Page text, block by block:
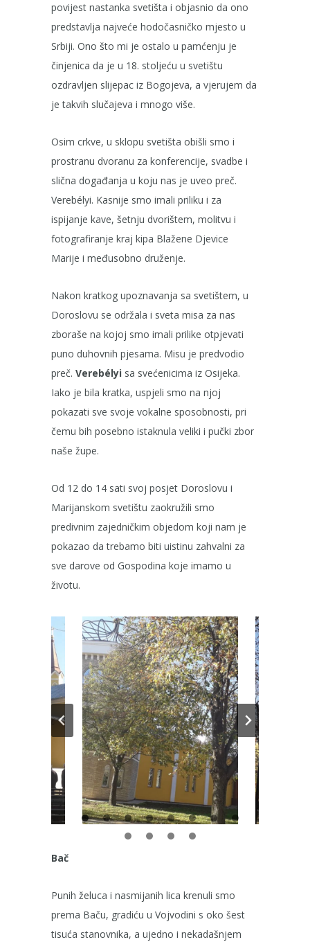
povijest nastanka svetišta i objasnio da ono
predstavlja najveće hodočasničko mjesto u
Srbiji. Ono što mi je ostalo u pamćenju je
činjenica da je u 18. stoljeću u svetištu
ozdravljen slijepac iz Bogojeva, a vjerujem da
je takvih slučajeva i mnogo više.
Osim crkve, u sklopu svetišta obišli smo i
prostranu dvoranu za konferencije, svadbe i
slična događanja u koju nas je uveo preč.
Verebélyi. Kasnije smo imali priliku i za
ispijanje kave, šetnju dvorištem, molitvu i
fotografiranje kraj kipa Blažene Djevice
Marije i međusobno druženje.
Nakon kratkog upoznavanja sa svetištem, u
Doroslovu se održala i sveta misa za nas
zboraše na kojoj smo imali prilike otpjevati
puno duhovnih pjesama. Misu je predvodio
preč. Verebélyi sa svećenicima iz Osijeka.
Iako je bila kratka, uspjeli smo na njoj
pokazati sve svoje vokalne sposobnosti, pri
čemu bih posebno istaknula veliki i pučki zbor
naše župe.
Od 12 do 14 sati svoj posjet Doroslovu i
Marijanskom svetištu zaokružili smo
predivnim zajedničkim objedom koji nam je
pokazao da trebamo biti uistinu zahvalni za
sve darove od Gospodina koje imamo u
životu.
Bač
Punih želuca i nasmijanih lica krenuli smo
prema Baču, gradiću u Vojvodini s oko šest
tisuća stanovnika, a ujedno i nekadašnjem